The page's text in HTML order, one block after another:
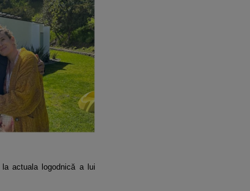
actuala logodnică a lui